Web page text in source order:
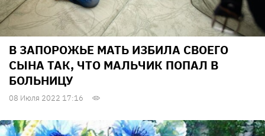
В ЗАПОРОЖЬЕ МАТЬ ИЗБИЛА СВОЕГО
СЫНА ТАК, ЧТО МАЛЬЧИК ПОПАЛ В
БОЛЬНИЦУ
08 Июля 2022 17:16